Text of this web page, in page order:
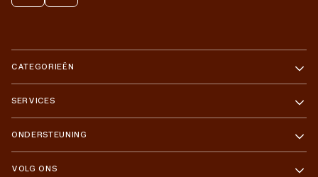
CATEGORIEËN
SERVICES
ONDERSTEUNING
VOLG ONS